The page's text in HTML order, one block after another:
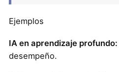
Ejemplos
IA en aprendizaje profundo:
desempeño.